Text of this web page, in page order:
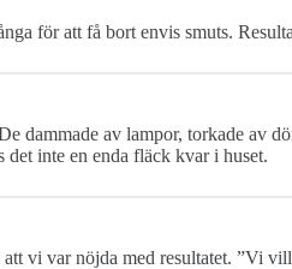
för att få bort envis smuts.
dammade av lampor, torkade av
det inte en enda fläck kvar i huset.
vi var nöjda med resultatet. ”Vi